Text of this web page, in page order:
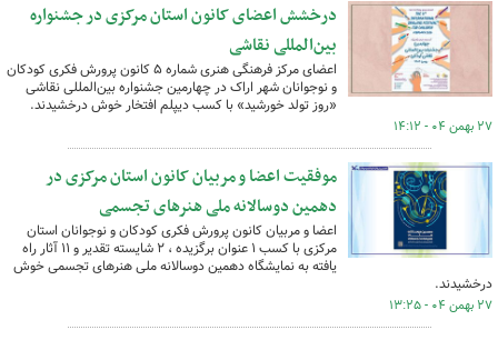
درخشش اعضای کانون استان مرکزی در جشنواره
بین‌المللی نقاشی
اعضای مرکز فرهنگی هنری شماره ۵ کانون پرورش فکری کودکان
و نوجوانان شهر اراک در چهارمین جشنواره بین‌المللی نقاشی
«روز تولد خورشید» با کسب دیپلم افتخار خوش درخشیدند.
۲۷ بهمن ۰۴ - ۱۴:۱۲
موفقیت اعضا و مربیان کانون استان مرکزی در
دهمین دوسالانه ملی هنرهای تجسمی
اعضا و مربیان کانون پرورش فکری کودکان و نوجوانان استان
مرکزی با کسب ۱ عنوان برگزیده ، ۲ شایسته تقدیر و ۱۱ آثار راه
یافته به نمایشگاه دهمین دوسالانه ملی هنرهای تجسمی خوش
درخشیدند.
۲۷ بهمن ۰۴ - ۱۳:۲۵